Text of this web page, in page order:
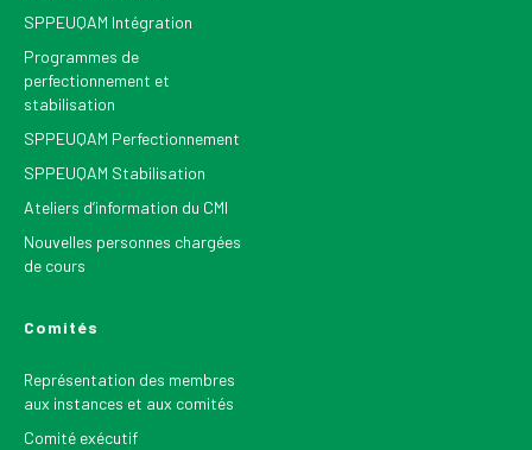
SPPEUQAM Intégration
Programmes de
perfectionnement et
stabilisation
SPPEUQAM Perfectionnement
SPPEUQAM Stabilisation
Ateliers d’information du CMI
Nouvelles personnes chargées
de cours
Comités
Représentation des membres
aux instances et aux comités
Comité exécutif